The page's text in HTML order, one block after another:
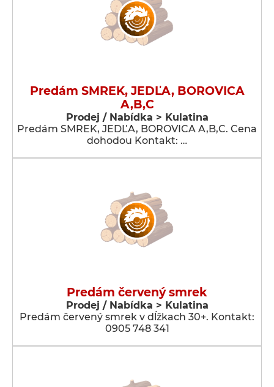
Predám SMREK, JEDĽA, BOROVICA
A,B,C
Prodej / Nabídka > Kulatina
Predám SMREK, JEDĽA, BOROVICA A,B,C. Cena
dohodou Kontakt: …
Predám červený smrek
Prodej / Nabídka > Kulatina
Predám červený smrek v dĺžkach 30+. Kontakt:
0905 748 341